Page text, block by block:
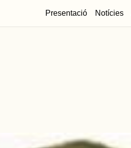
Presentació Notícies